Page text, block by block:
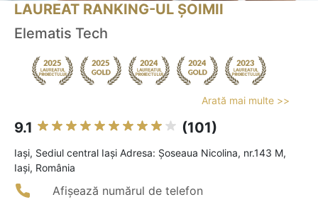
LAUREAT RANKING-UL ȘOIMII
Elematis Tech
Arată mai multe >>
9.1 (101)
Iaşi, Sediul central Iași Adresa: Șoseaua Nicolina, nr.143 M,
Iași, România
Afișează numărul de telefon